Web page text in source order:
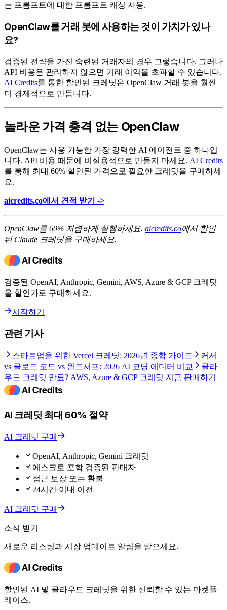
는 프롬프트에 대한 프롬프트 캐싱 사용.
OpenClaw를 거래 봇에 사용하는 것이 가치가 있나
요?
검증된 전략을 가진 숙련된 거래자의 경우 그렇습니다. 그러나
API 비용은 관리하지 않으면 거래 이익을 초과할 수 있습니다.
AI Credits를 통한 할인된 크레딧은 OpenClaw 거래 봇을 훨씬
더 경제적으로 만듭니다.
놀라운 가격 충격 없는 OpenClaw
OpenClaw는 사용 가능한 가장 강력한 AI 에이전트 중 하나입
니다. API 비용 때문에 비실용적으로 만들지 마세요. AI Credits
를 통해 최대 60% 할인된 가격으로 필요한 크레딧을 구매하세
요.
aicredits.co에서 견적 받기 ->
OpenClaw를 60% 저렴하게 실행하세요. aicredits.co에서 할인
된 Claude 크레딧을 구매하세요.
검증된 OpenAI, Anthropic, Gemini, AWS, Azure & GCP 크레딧
을 할인가로 구매하세요.
시작하기
관련 기사
스타트업을 위한 Vercel 크레딧: 2026년 종합 가이드
커서
vs 클로드 코드 vs 윈드서프: 2026 AI 코딩 에디터 비교
클라
우드 크레딧 만료? AWS, Azure & GCP 크레딧 지금 판매하기
AI 크레딧 최대 60% 절약
AI 크레딧 구매
OpenAI, Anthropic, Gemini 크레딧
에스크로 포함 검증된 판매자
접근 보장 또는 환불
24시간 이내 이전
AI 크레딧 구매
소식 받기
새로운 리스팅과 시장 업데이트 알림을 받으세요.
할인된 AI 및 클라우드 크레딧을 위한 신뢰할 수 있는 마켓플
레이스.